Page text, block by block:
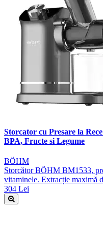
Storcator cu Presare la
BPA, Fructe si Legume
BÖHM
Storcător BÖHM BM1533,
vitaminele. Extracție maximă
304 Lei